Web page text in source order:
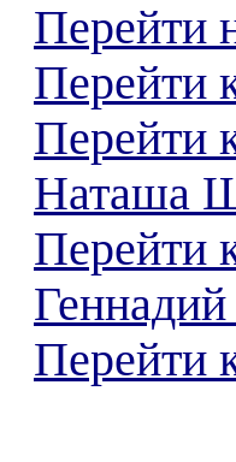
Перейти
Перейти
Перейти
Наташа
Перейти
Перейти